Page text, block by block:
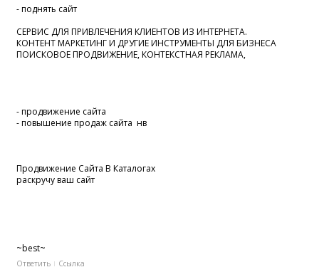
- поднять сайт
СЕРВИС ДЛЯ ПРИВЛЕЧЕНИЯ КЛИЕНТОВ ИЗ ИНТЕРНЕТА.
КОНТЕНТ МАРКЕТИНГ И ДРУГИЕ ИНСТРУМЕНТЫ ДЛЯ БИЗНЕСА
ПОИСКОВОЕ ПРОДВИЖЕНИЕ, КОНТЕКСТНАЯ РЕКЛАМА,
- продвижение сайта
- повышение продаж сайта нв
Продвижение Сайта В Каталогах
раскручу ваш сайт
~best~
Ответить Ссылка